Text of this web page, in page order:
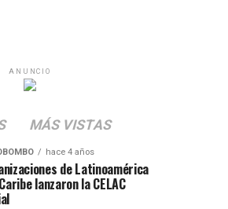
ANUNCIO
MÁS VISTAS
hace 4 años
de Latinoamérica
lanzaron la CELAC